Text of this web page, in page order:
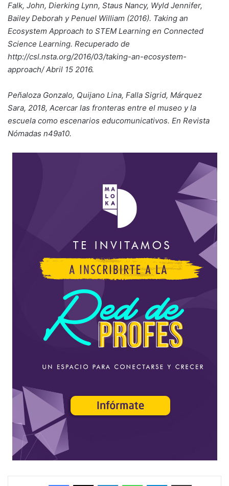
Falk, John, Dierking Lynn, Staus Nancy, Wyld Jennifer,
Bailey Deborah y Penuel William (2016). Taking an
Ecosystem Approach to STEM Learning en Connected
Science Learning. Recuperado de
http://csl.nsta.org/2016/03/taking-an-ecosystem-
approach/ Abril 15 2016.
Peñaloza Gonzalo, Quijano Lina, Falla Sigrid, Márquez
Sara, 2018, Acercar las fronteras entre el museo y la
escuela como escenarios educomunicativos. En Revista
Nómadas n49a10.